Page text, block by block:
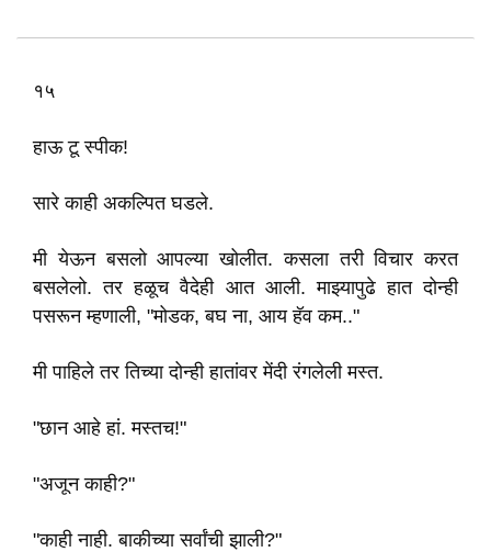
१५
हाऊ टू स्पीक!
सारे काही अकल्पित घडले.
मी येऊन बसलो आपल्या खोलीत. कसला तरी विचार करत
बसलेलो. तर हळूच वैदेही आत आली. माझ्यापुढे हात दोन्ही
पसरून म्हणाली, "मोडक, बघ ना, आय हॅव कम.."
मी पाहिले तर तिच्या दोन्ही हातांवर मेंदी रंगलेली मस्त.
"छान आहे हां. मस्तच!"
"अजून काही?"
"काही नाही. बाकीच्या सर्वांची झाली?"